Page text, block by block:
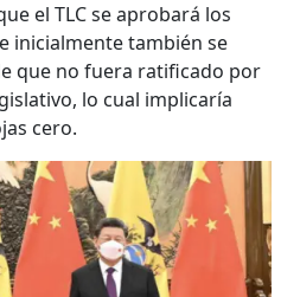
el TLC se aprobará los
inicialmente también se
que no fuera ratificado por
lo cual implicaría
cero.